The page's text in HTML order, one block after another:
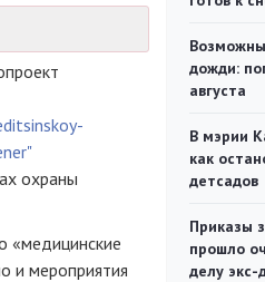
охраны
«медицинские
и мероприятия
дожди:
августа
В мэрии
как
детсадов
Приказы
прошло
делу